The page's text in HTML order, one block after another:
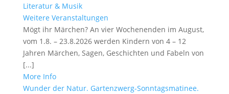
Literatur & Musik
Weitere Veranstaltungen
Mögt ihr Märchen? An vier Wochenenden im August,
vom 1.8. – 23.8.2026 werden Kindern von 4 – 12
Jahren Märchen, Sagen, Geschichten und Fabeln von
[...]
More Info
Wunder der Natur. Gartenzwerg-Sonntagsmatinee.